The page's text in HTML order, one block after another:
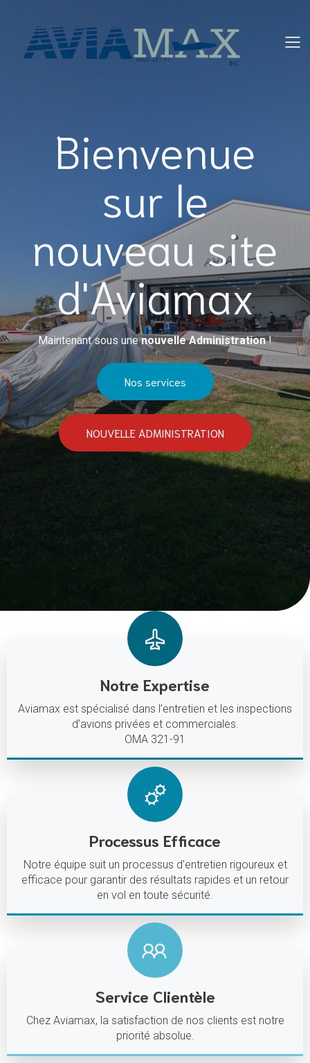
Bienvenue
sur le
nouveau site
d'Aviamax
Maintenant sous unenouvelle Administration!
Nos services
NOUVELLE ADMINISTRATION
Notre Expertise
Aviamax est spécialisé dans l’entretien et les inspections
d’avions privées et commerciales.
OMA 321-91
Processus Efficace
Notre équipe suit un processus d’entretien rigoureux et
efficace pour garantir des résultats rapides et un retour
en vol en toute sécurité.
Service Clientèle
Chez Aviamax, la satisfaction de nos clients est notre
priorité absolue.